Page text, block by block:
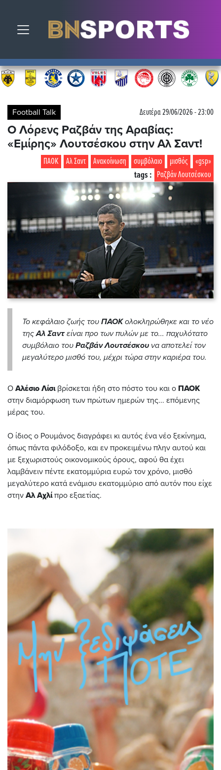
Toggle navigation
Football Talk Δευτέρα 29/06/2026 - 23:00
Ο Λόρενς Ραζβάν της Αραβίας:
«Εμίρης» Λουτσέσκου στην Αλ Σαντ!
«gsp»
μισθός
συμβόλαιο
Ανακοίνωση
Αλ Σαντ
ΠΑΟΚ
Ραζβάν Λουτσέσκου
tags :
Το κεφάλαιο ζωής του ΠΑΟΚολοκληρώθηκε και το νέο
τηςΑλ Σαντείναι προ των πυλών με το... παχυλότατο
συμβόλαιο του Ραζβάν Λουτσέσκου να αποτελεί τον
μεγαλύτερο μισθό του, μέχρι τώρα στην καριέρα του.
Ο Αλέσιο Λίσιβρίσκεται ήδη στο πόστο του και ο ΠΑΟΚ
στην διαμόρφωση των πρώτων ημερών της... επόμενης
μέρας του.
Ο ίδιος ο Ρουμάνος διαγράφει κι αυτός ένα νέο ξεκίνημα,
όπως πάντα φιλόδοξο, και εν προκειμένω πλην αυτού και
με ξεχωριστούς οικονομικούς όρους, αφού θα έχει
λαμβάνειν πέντε εκατομμύρια ευρώ τον χρόνο, μισθό
μεγαλύτερο κατά ενάμισυ εκατομμύριο από αυτόν που είχε
στην Αλ Αχλίπρο εξαετίας.